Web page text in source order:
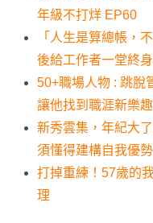
年級不打烊 EP60
「人生是算總帳，
後給工作者一堂終
50+職場人物 : 跳脫
讓他找到職涯新樂趣
新秀雲集，年紀大
須懂得建構自我優勢
打掉重練！57歲的
理